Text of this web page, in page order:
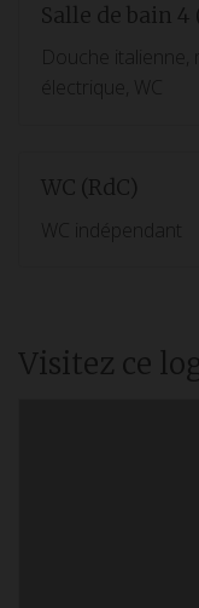
Salle de bain 4
Douche
électrique, WC
WC (RdC)
WC indépendant
Visitez ce